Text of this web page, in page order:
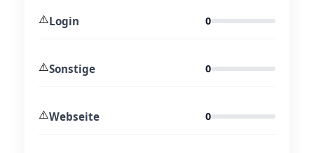
⚠️Login 0
⚠️Sonstige 0
⚠️Webseite 0